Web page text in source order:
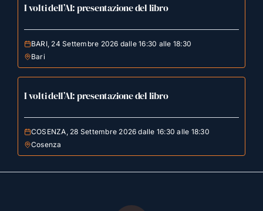
I volti dell’AI: presentazione del libro
BARI, 24 Settembre 2026 dalle 16:30 alle 18:30
Bari
I volti dell’AI: presentazione del libro
COSENZA, 28 Settembre 2026 dalle 16:30 alle 18:30
Cosenza